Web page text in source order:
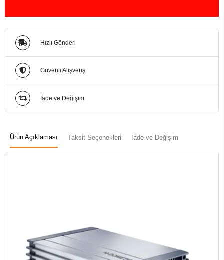
Hızlı Gönderi
Güvenli Alışveriş
İade ve Değişim
Ürün Açıklaması Taksit Seçenekleri İade ve Değişim